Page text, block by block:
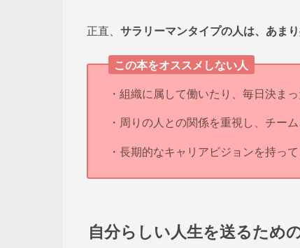
正直、 サラリーマンタイプの人は、あま
この本をオススメしない人
・組織に属して働いたり、毎日決ま
・周りの人との関係を重視し、チー
・長期的なキャリアビジョンを持っ
自分らしい人生を送るため